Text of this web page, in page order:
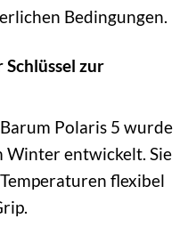
Bedingungen.
zur
Polaris 5 wurde
Winter entwickelt. Sie
flexibel